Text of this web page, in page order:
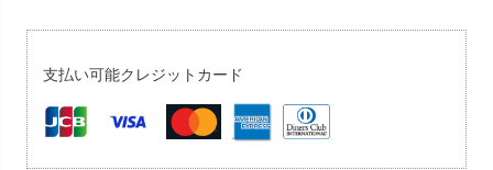
支払い可能クレジットカード